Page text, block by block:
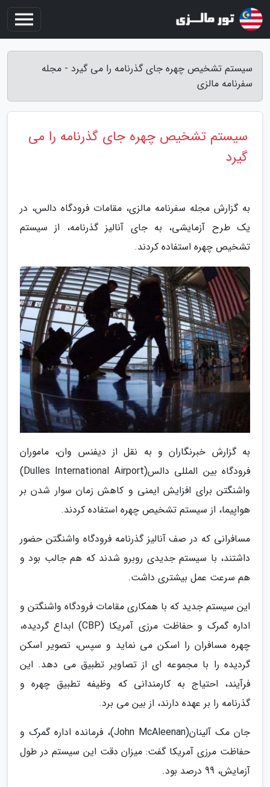
سیستم تشخیص چهره جای گذرنامه را می گیرد - مجله
سفرنامه مالزی
سیستم تشخیص چهره جای گذرنامه را می
گیرد
به گزارش مجله سفرنامه مالزی، مقامات فرودگاه دالس، در
یک طرح آزمایشی، به جای آنالیز گذرنامه، از سیستم
تشخیص چهره استفاده کردند.
به گزارش خبرنگاران و به نقل از دیفنس وان، ماموران
فرودگاه بین المللی دالس(Dulles International Airport)
واشنگتن برای افزایش ایمنی و کاهش زمان سوار شدن بر
هواپیما، از سیستم تشخیص چهره استفاده کردند.
مسافرانی که در صف آنالیز گذرنامه فرودگاه واشنگتن حضور
داشتند، با سیستم جدیدی روبرو شدند که هم جالب بود و
هم سرعت عمل بیشتری داشت.
این سیستم جدید که با همکاری مقامات فرودگاه واشنگتن و
اداره گمرک و حفاظت مرزی آمریکا (CBP) ابداع گردیده،
چهره مسافران را اسکن می نماید و سپس، تصویر اسکن
گردیده را با مجموعه ای از تصاویر تطبیق می دهد. این
فرآیند، احتیاج به کارمندانی که وظیفه تطبیق چهره و
گذرنامه را بر عهده دارند، از بین می برد.
جان مک آلینان(John McAleenan)، فرمانده اداره گمرک و
حفاظت مرزی آمریکا گفت: میزان دقت این سیستم در طول
آزمایش، 99 درصد بود.